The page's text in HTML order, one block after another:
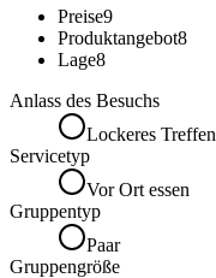
Preise9
Produktangebot8
Lage8
Anlass des Besuchs
Lockeres Treffen
Servicetyp
Vor Ort essen
Gruppentyp
Paar
Gruppengröße